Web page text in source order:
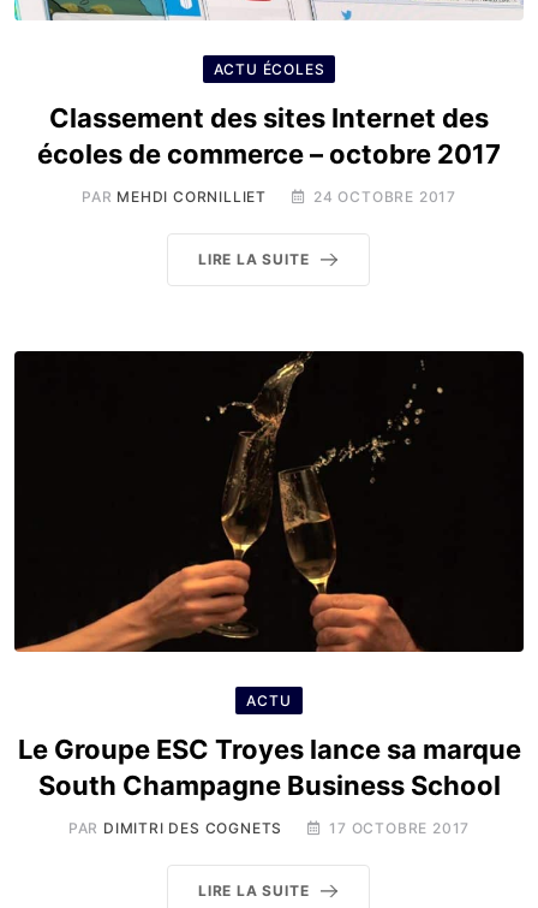
ACTU ÉCOLES
Classement des sites Internet des
écoles de commerce – octobre 2017
PAR MEHDI CORNILLIET 24 OCTOBRE 2017
LIRE LA SUITE
ACTU
Le Groupe ESC Troyes lance sa marque
South Champagne Business School
PAR DIMITRI DES COGNETS 17 OCTOBRE 2017
LIRE LA SUITE